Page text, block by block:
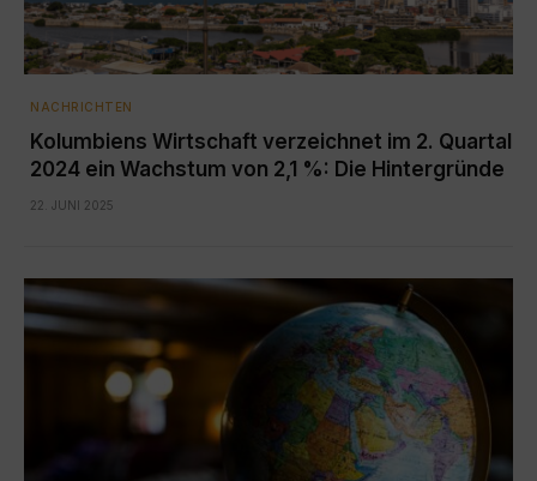
NACHRICHTEN
Kolumbiens Wirtschaft verzeichnet im 2. Quartal
2024 ein Wachstum von 2,1 %: Die Hintergründe
22. JUNI 2025